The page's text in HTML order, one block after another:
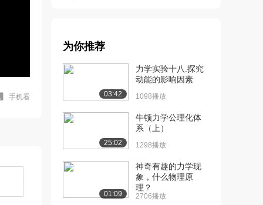
手机看
（2）（上）
[7] 1.1 运动的描述方法
（2）（下）
08:43
[8] 1.2 速度、加速度的分
量形式（1...
[9] 1.2 速度、加速度的分
量形式（1...
08:44
为你推荐
03:42
力学实验十八.探究
动能的影响因素
1098播放
25:02
牛顿力学公理化体
系（上）
1298播放
01:09
神奇有趣的力学现
象，什么物理原
理？
2706播放